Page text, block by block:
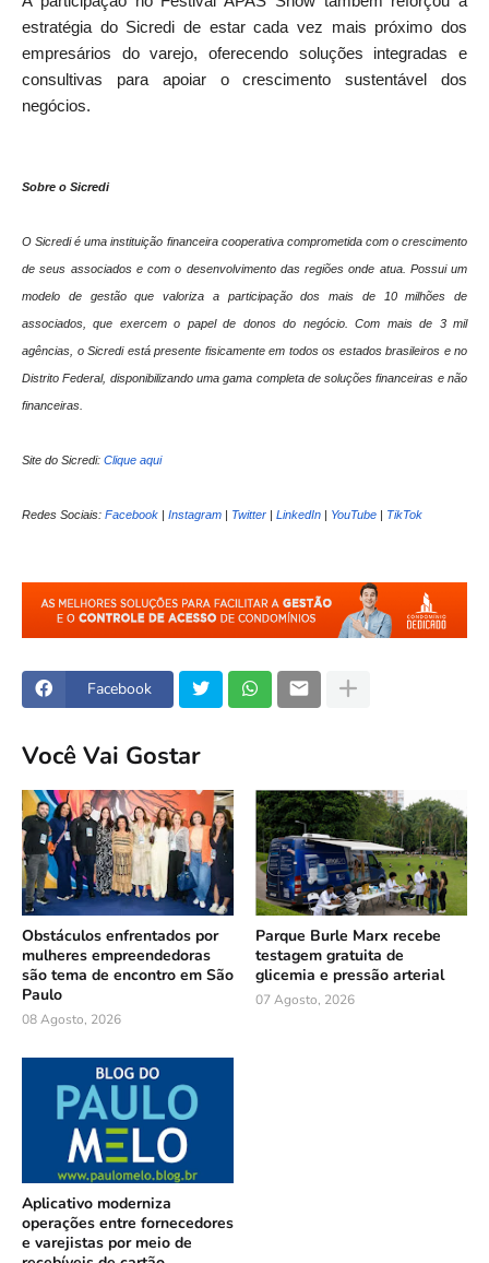
estratégia do Sicredi de estar cada vez mais próximo dos
empresários do varejo, oferecendo soluções integradas e
consultivas para apoiar o crescimento sustentável dos
negócios.
Sobre o Sicredi
O Sicredi é uma instituição financeira cooperativa comprometida com o crescimento
de seus associados e com o desenvolvimento das regiões onde atua. Possui um
modelo de gestão que valoriza a participação dos mais de 10 milhões de
associados, que exercem o papel de donos do negócio. Com mais de 3 mil
agências, o Sicredi está presente fisicamente em todos os estados brasileiros e no
Distrito Federal, disponibilizando uma gama completa de soluções financeiras e não
financeiras.
Site do Sicredi: Clique aqui
Redes Sociais: Facebook Instagram Twitter LinkedIn YouTube TikTok
Facebook
Você Vai Gostar
Obstáculos enfrentados por
mulheres empreendedoras
são tema de encontro em São
Paulo
08 Agosto, 2026
Parque Burle Marx recebe
testagem gratuita de
glicemia e pressão arterial
07 Agosto, 2026
Aplicativo moderniza
operações entre fornecedores
e varejistas por meio de